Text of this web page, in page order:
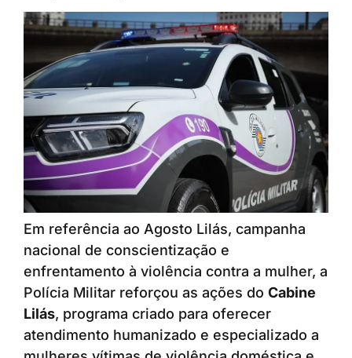
Em referência ao Agosto Lilás, campanha
nacional de conscientização e
enfrentamento à violência contra a mulher, a
Polícia Militar reforçou as ações do Cabine
Lilás, programa criado para oferecer
atendimento humanizado e especializado a